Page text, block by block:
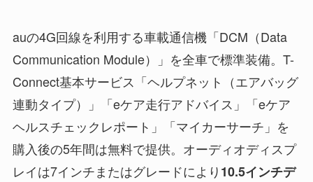
auの4G回線を利用する車載通信機「DCM（Data
Communication Module）」を全車で標準装備。T-
Connect基本サービス「ヘルプネット（エアバッグ
連動タイプ）」「eケア走行アドバイス」「eケア
ヘルスチェックレポート」「マイカーサーチ」を
購入後の5年間は無料で提供。オーディオディスプ
レイは7インチまたはグレードにより10.5インチデ